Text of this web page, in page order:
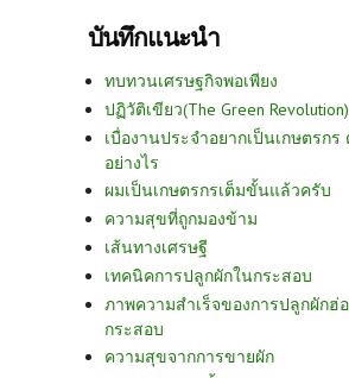
บันทึกแนะนำ
ทบทวนเศรษฐกิจพอเพียง
ปฏิวัติเขียว(The Green Revolution)
เบื่องานประจำอยากเป็นเกษตรกร
อย่างไร
ผมเป็นเกษตรกรเต็มขั้นแล้วครับ
ความสุขที่ถูกมองข้าม
เส้นทางเศรษฐี
เทคนิคการปลูกผักในกระสอบ
ภาพความสำเร็จของการปลูกผักฮ่
กระสอบ
ความสุขจากการขายผัก